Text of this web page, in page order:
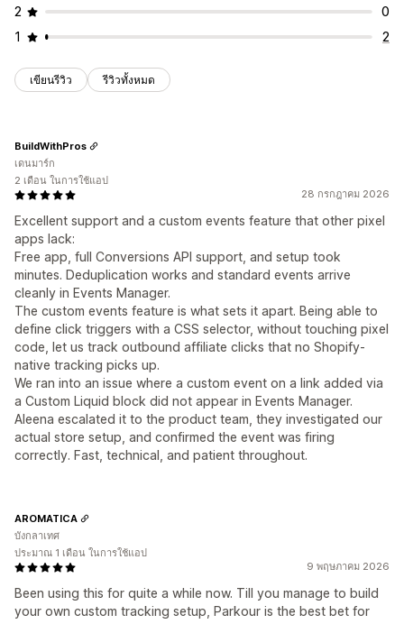
2
0
1
2
เขียนรีวิว รีวิวทั้งหมด
28 กรกฎาคม 2026
Excellent support and a custom events feature that other pixel
apps lack:
Free app, full Conversions API support, and setup took
minutes. Deduplication works and standard events arrive
cleanly in Events Manager.
The custom events feature is what sets it apart. Being able to
define click triggers with a CSS selector, without touching pixel
code, let us track outbound affiliate clicks that no Shopify-
native tracking picks up.
We ran into an issue where a custom event on a link added via
a Custom Liquid block did not appear in Events Manager.
Aleena escalated it to the product team, they investigated our
actual store setup, and confirmed the event was firing
correctly. Fast, technical, and patient throughout.
BuildWithPros
เดนมาร์ก
2 เดือน ในการใช้แอป
9 พฤษภาคม 2026
Been using this for quite a while now. Till you manage to build
your own custom tracking setup, Parkour is the best bet for
AROMATICA
บังกลาเทศ
ประมาณ 1 เดือน ในการใช้แอป